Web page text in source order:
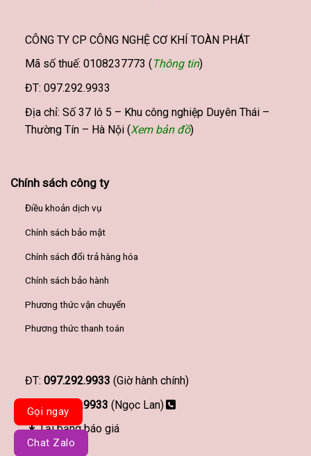
CÔNG TY CP CÔNG NGHỆ CƠ KHÍ TOÀN PHÁT
Mã số thuế: 0108237773 ( Thông tin)
ĐT: 097.292.9933
Địa chỉ: Số 37 lô 5 – Khu công nghiệp Duyên Thái –
Thường Tín – Hà Nội (Xem bản đồ)
Chính sách công ty
Điều khoản dịch vụ
Chính sách bảo mật
Chính sách đổi trả hàng hóa
Chính sách bảo hành
Phương thức vận chuyển
Phương thức thanh toán
ĐT: 097.292.9933 (Giờ hành chính)
097.292.9933 (Ngọc Lan)
Tải bảng báo giá
Gọi ngay
Chat Zalo